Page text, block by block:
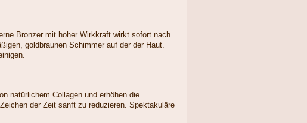
Bronzer mit hoher Wirkkraft wirkt sofort nach
goldbraunen Schimmer auf der der Haut.
natürlichem Collagen und erhöhen die
der Zeit sanft zu reduzieren. Spektakuläre